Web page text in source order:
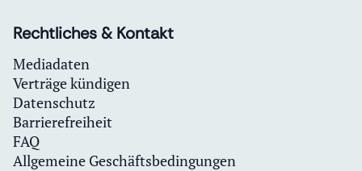
Rechtliches & Kontakt
Mediadaten
Verträge kündigen
Datenschutz
Barrierefreiheit
FAQ
Allgemeine Geschäftsbedingungen